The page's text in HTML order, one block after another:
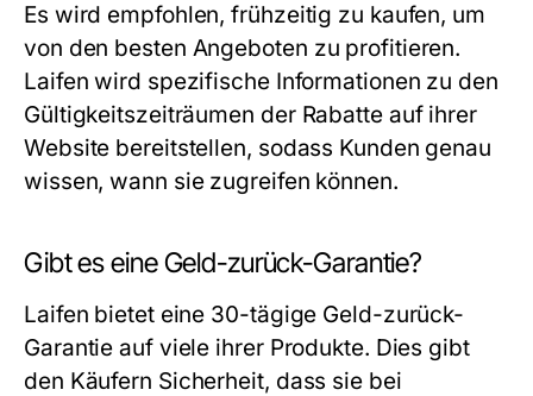
Es wird empfohlen, frühzeitig zu kaufen, um
von den besten Angeboten zu profitieren.
Laifen wird spezifische Informationen zu den
Gültigkeitszeiträumen der Rabatte auf ihrer
Website bereitstellen, sodass Kunden genau
wissen, wann sie zugreifen können.
Gibt es eine Geld-zurück-Garantie?
Laifen bietet eine 30-tägige Geld-zurück-
Garantie auf viele ihrer Produkte. Dies gibt
den Käufern Sicherheit, dass sie bei